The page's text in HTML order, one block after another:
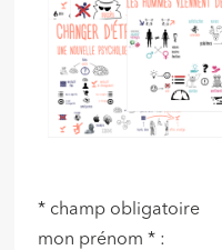
* champ obligatoire
mon prénom* :